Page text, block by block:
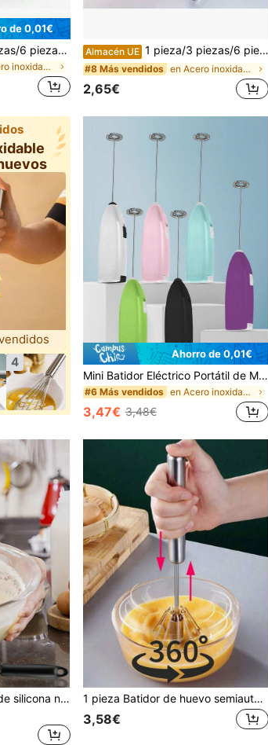
de 0,01€
1 pieza/2 piezas/3 piezas/6 piezas Batidor y mezclador manual de acero inoxidable con mango de madera - Sin necesidad de batería, diseño de metal duradero, fácil de hornear y cocinar, ideal para batir e integrar ingredientes, batidor de huevos | Mezclador manual | Estructura resistente, batidor de mano
en Acero inoxidable Batidores de huevos
Almacén UE 1 pieza/3 piezas/6 piezas, Batidor con mango de madera sólida, Mini batidor de huevos de acero inoxidable para la cocina, batidor de alambre para batir leche, para mezclar, batir o revolver, 7.9 pulgadas
#8 Más vendidos en Acero inoxidable Batidores de huevos
2,65€
4
Ahorro de 0,01€
Mini Batidor Eléctrico Portátil de Mano para Cocina, Mezclador Eléctrico Inalámbrico de Alta Calidad, Espumador Eléctrico de Leche, Utensilio de Cocina Mezclador Agitador
#6 Más vendidos en Acero inoxidable Batidores de huevos
3,47€ 3,48€
Juego de 2 batidores de silicona negros de 10 pulgadas y 12 pulgadas - Adecuado para cocinar, mezclar, batir, revolver, freír 1 pieza Batidor de huevo semiautomático de acero inoxidable para la preparación de alimentos en casa, adecuado para varios tipos de mezcla de alimentos, utensilios de cocina, accesorios de horneado
3,58€